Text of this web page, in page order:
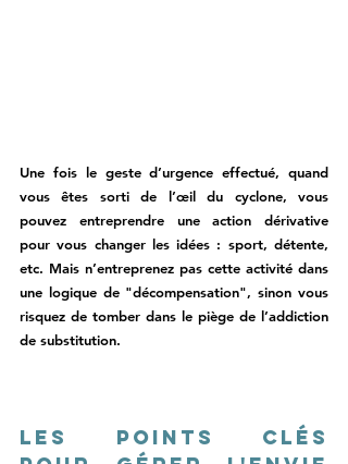
Une fois le geste d’urgence effectué, quand
vous êtes sorti de l’œil du cyclone, vous
pouvez entreprendre une action dérivative
pour vous changer les idées : sport, détente,
etc. Mais n’entreprenez pas cette activité dans
une logique de "décompensation", sinon vous
risquez de tomber dans le piège de l’addiction
de substitution.
Les points clés